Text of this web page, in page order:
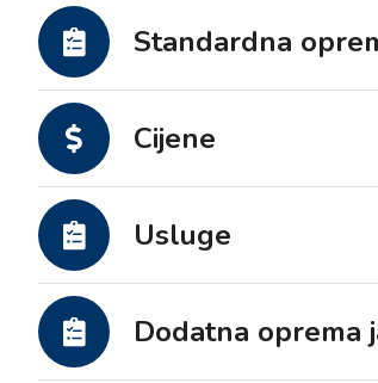
Standardna
Cijene
Usluge
Dodatna oprema
Često postavljana pitanja
Motorni
Motorne